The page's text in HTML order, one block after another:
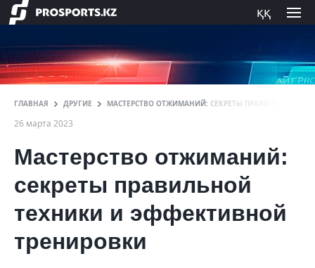
ққ
ГЛАВНАЯ ДРУГИЕ МАСТЕРСТВО ОТЖИМАНИЙ: СЕКРЕТЫ ПРАВИЛЬНОЙ
26 марта 2023
Мастерство отжиманий:
секреты правильной
техники и эффективной
тренировки